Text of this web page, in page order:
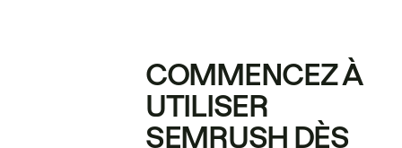
COMMENCEZ À
UTILISER
SEMRUSH DÈS